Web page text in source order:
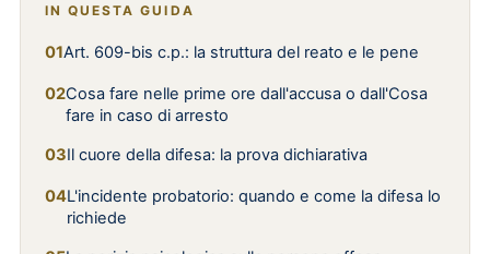
IN QUESTA GUIDA
Art. 609-bis c.p.: la struttura del reato e le pene
Cosa fare nelle prime ore dall'accusa o dall'Cosa
fare in caso di arresto
Il cuore della difesa: la prova dichiarativa
L'incidente probatorio: quando e come la difesa lo
richiede